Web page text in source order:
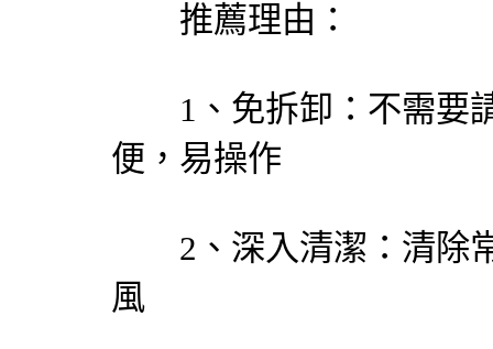
推薦理由：
1、免拆卸：不需要請
便，易操作
2、深入清潔：清除常
風